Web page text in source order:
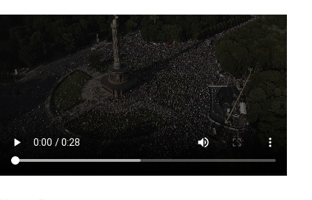
Alle Mitglieder und Friedensfreunde sind aufgerufen, nach
Hannover zu kommen.
#friedensdemo #hannover
266 23 44 Auf Facebook ansehen
DieBasis